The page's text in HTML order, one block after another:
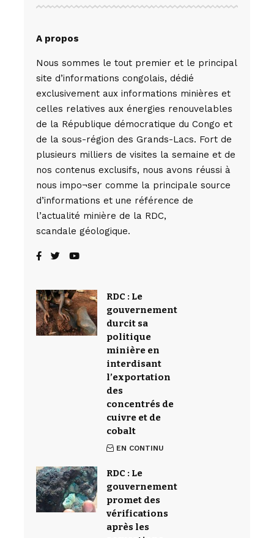
A propos
Nous sommes le tout premier et le principal
site d’informations congolais, dédié
exclusivement aux informations minières et
celles relatives aux énergies renouvelables
de la République démocratique du Congo et
de la sous-région des Grands-Lacs. Fort de
plusieurs milliers de visites la semaine et de
nos contenus exclusifs, nous avons réussi à
nous impo¬ser comme la principale source
d’informations et une référence de
l’actualité minière de la RDC,
scandale géologique.
RDC : Le
gouvernement
durcit sa
politique
minière en
interdisant
l’exportation
des
concentrés de
cuivre et de
cobalt
EN CONTINU
RDC : Le
gouvernement
promet des
vérifications
après les